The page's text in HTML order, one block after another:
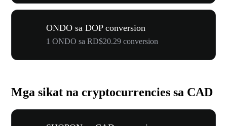
ONDO sa DOP conversion
1 ONDO sa RD$20.29 conversion
Mga sikat na cryptocurrencies sa CAD